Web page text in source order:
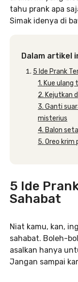
tahu prank apa
Simak idenya di
Dalam artikel
5 Ide Prank
1. Kue ulang
2. Kejutkan
3. Ganti
misterius
4. Balon
5. Oreo krim
5 Ide
Sahabat
Niat kamu, kan,
sahabat. Boleh-
asalkan hanya
Jangan sampai